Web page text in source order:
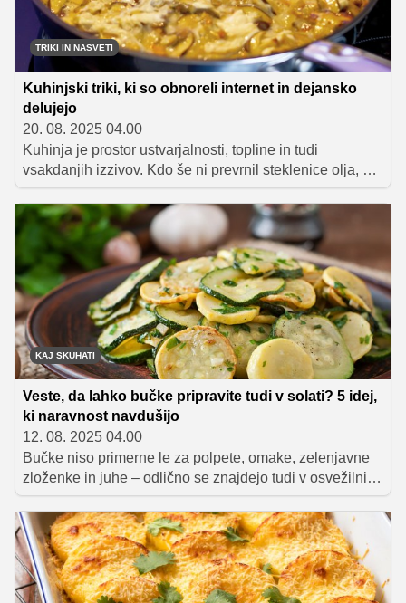
TRIKI IN NASVETI
Kuhinjski triki, ki so obnoreli internet in dejansko
delujejo
20. 08. 2025 04.00
Kuhinja je prostor ustvarjalnosti, topline in tudi
vsakdanjih izzivov. Kdo še ni prevrnil steklenice olja, se
mučil z lupljenjem česna ali pa se jezil, ker gobe med
kuhanjem postanejo kašaste? Prav zato ljudje po vsem
svetu obožujejo kuhinjske trike, ki nam olajšajo delo,
prihranijo čas in pogosto celo zmanjšajo količino
zavržene hrane.
KAJ SKUHATI
Veste, da lahko bučke pripravite tudi v solati? 5 idej,
ki naravnost navdušijo
12. 08. 2025 04.00
Bučke niso primerne le za polpete, omake, zelenjavne
zloženke in juhe – odlično se znajdejo tudi v osvežilnih
poletnih solatah. V članku predstavljamo pet različnih
idej, kako jih vključiti v okusne solate, ki bodo navdušile
z lahkotnostjo, okusom in hitro pripravo. Predvsem pa
bučke v solati predstavljajo popolno prilogo jedem z
žara.